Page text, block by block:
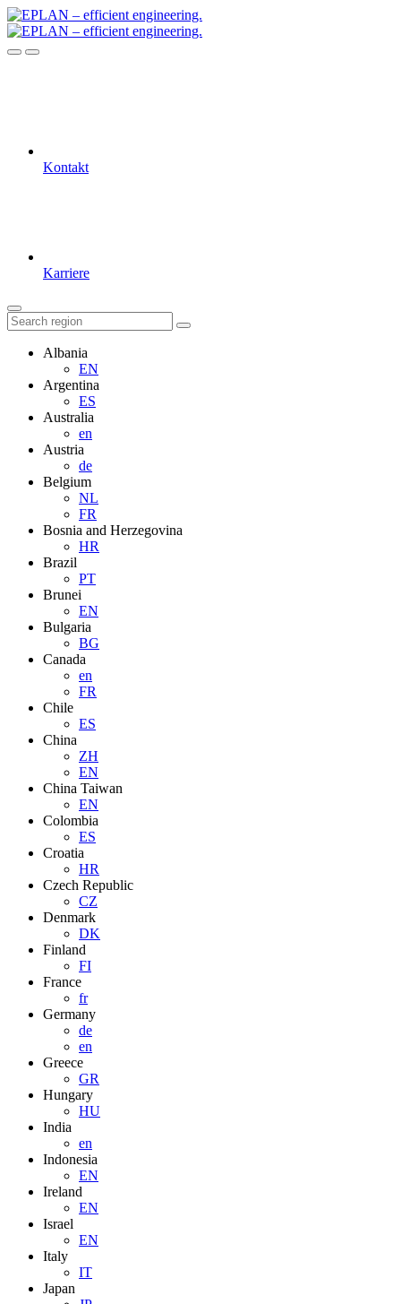
Kontakt
Karriere
Albania
EN
Argentina
ES
Australia
en
Austria
de
Belgium
NL
FR
Bosnia and Herzegovina
HR
Brazil
PT
Brunei
EN
Bulgaria
BG
Canada
en
FR
Chile
ES
China
ZH
EN
China Taiwan
EN
Colombia
ES
Croatia
HR
Czech Republic
CZ
Denmark
DK
Finland
FI
France
fr
Germany
de
en
Greece
GR
Hungary
HU
India
en
Indonesia
EN
Ireland
EN
Israel
EN
Italy
IT
Japan